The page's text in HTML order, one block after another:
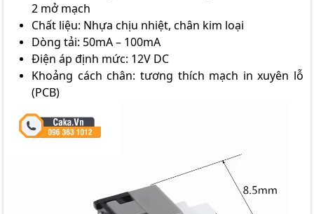
2 mở mạch
Chất liệu: Nhựa chịu nhiệt, chân kim loại
Dòng tải: 50mA – 100mA
Điện áp định mức: 12V DC
Khoảng cách chân: tương thích mạch in xuyên lỗ
(PCB)